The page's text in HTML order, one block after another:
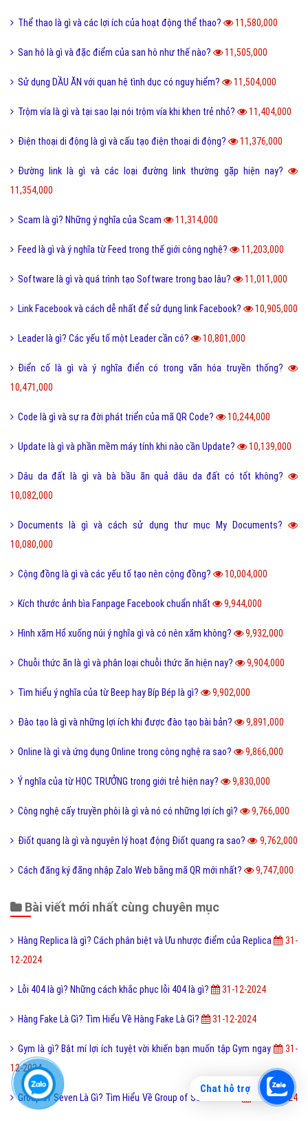
Thể thao là gì và các lợi ích của hoạt động thể thao? 11,580,000
San hô là gì và đặc điểm của san hô như thế nào? 11,505,000
Sử dụng DẦU ĂN với quan hệ tình dục có nguy hiểm? 11,504,000
Trộm vía là gì và tại sao lại nói trộm vía khi khen trẻ nhỏ? 11,404,000
Điện thoại di động là gì và cấu tạo điện thoại di động? 11,376,000
Đường link là gì và các loại đường link thường gặp hiện nay?
11,354,000
Scam là gì? Những ý nghĩa của Scam 11,314,000
Feed là gì và ý nghĩa từ Feed trong thế giới công nghệ? 11,203,000
Software là gì và quá trình tạo Software trong bao lâu? 11,011,000
Link Facebook và cách dễ nhất để sử dụng link Facebook? 10,905,000
Leader là gì? Các yếu tố một Leader cần có? 10,801,000
Điển cố là gì và ý nghĩa điển có trong văn hóa truyền thống?
10,471,000
Code là gì và sự ra đời phát triển của mã QR Code? 10,244,000
Update là gì và phần mềm máy tính khi nào cần Update? 10,139,000
Dâu da đất là gì và bà bầu ăn quả dâu da đất có tốt không?
10,082,000
Documents là gì và cách sử dụng thư mục My Documents?
10,080,000
Cộng đồng là gì và các yếu tố tạo nên cộng đồng? 10,004,000
Kích thước ảnh bìa Fanpage Facebook chuẩn nhất 9,944,000
Hình xăm Hổ xuống núi ý nghĩa gì và có nên xăm không? 9,932,000
Chuỗi thức ăn là gì và phân loại chuỗi thức ăn hiện nay? 9,904,000
Tìm hiểu ý nghĩa của từ Beep hay Bíp Bép là gì? 9,902,000
Đào tạo là gì và những lợi ích khi được đào tạo bài bản? 9,891,000
Online là gì và ứng dụng Online trong công nghệ ra sao? 9,866,000
Ý nghĩa của từ HỌC TRƯỞNG trong giới trẻ hiện nay? 9,830,000
Công nghệ cấy truyền phôi là gì và nó có những lợi ích gì? 9,766,000
Điốt quang là gì và nguyên lý hoạt động Điốt quang ra sao? 9,762,000
Cách đăng ký đăng nhập Zalo Web bằng mã QR mới nhất? 9,747,000
Bài viết mới nhất cùng chuyên mục
Hàng Replica là gì? Cách phân biệt và Ưu nhược điểm của Replica
31-
12-2024
Lỗi 404 là gì? Những cách khắc phục lỗi 404 là gì? 31-12-2024
Hàng Fake Là Gì? Tìm Hiểu Về Hàng Fake Là Gì? 31-12-2024
Gym là gì? Bật mí lợi ích tuyệt vời khiến bạn muốn tập Gym ngay
31-
12-2024
Group of Seven Là Gì? Tìm Hiểu Về Group of Seven Là Gì? 31-12-2024
Chat hỗ trợ